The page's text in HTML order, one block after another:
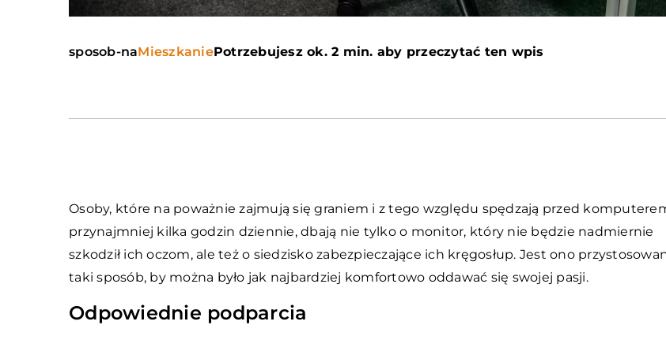
sposob-naMieszkaniePotrzebujesz ok. 2 min. aby przeczytać ten wpis
Osoby, które na poważnie zajmują się graniem i z tego względu spędzają przed
przynajmniej kilka godzin dziennie, dbają nie tylko o monitor, który nie będzie nadmiernie
szkodził ich oczom, ale też o siedzisko zabezpieczające ich kręgosłup. Jest ono
taki sposób, by można było jak najbardziej komfortowo oddawać się swojej pasji.
Odpowiednie podparcia